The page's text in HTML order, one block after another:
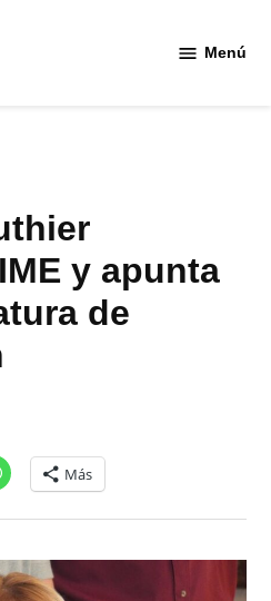
Menú
y apunta
de
Más